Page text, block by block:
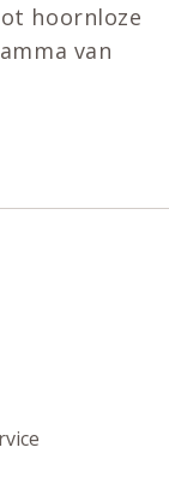
hoornloze
van